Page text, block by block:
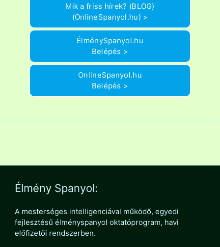
Mik a friss hírek? (BLOG)
(OnlineSpanyol.hu) >
ÉlménySpanyol.hu
Belépés >
OnlineSpanyol.hu
Belépés >
Élmény Spanyol:
A mesterséges intelligenciával működő, egyedi
fejlesztésű élményspanyol oktatóprogram, havi
előfizetői rendszerben.